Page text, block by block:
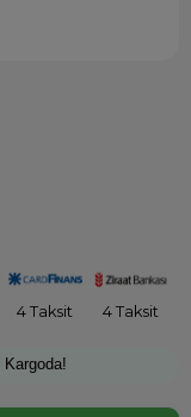
4 Taksit 4 Taksit
Kargoda!